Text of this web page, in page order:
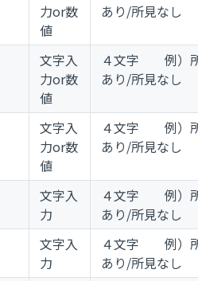
力or数
値
あり/所見なし
文字入
力or数
値
４文字 例）
あり/所見なし
文字入
力or数
値
４文字 例）
あり/所見なし
文字入
力
４文字 例）
あり/所見なし
文字入
力
４文字 例）
あり/所見なし